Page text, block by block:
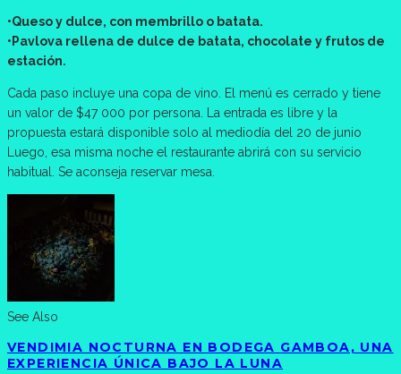
•Queso y dulce, con membrillo o batata.
•Pavlova rellena de dulce de batata, chocolate y frutos de
estación.
Cada paso incluye una copa de vino. El menú es cerrado y tiene
un valor de $47 000 por persona. La entrada es libre y la
propuesta estará disponible solo al mediodía del 20 de junio
Luego, esa misma noche el restaurante abrirá con su servicio
habitual. Se aconseja reservar mesa.
See Also
VENDIMIA NOCTURNA EN BODEGA GAMBOA, UNA
EXPERIENCIA ÚNICA BAJO LA LUNA